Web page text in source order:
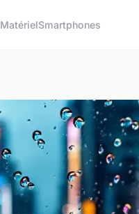
MatérielSmartphones